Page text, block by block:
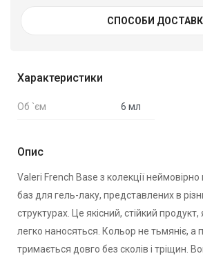
СПОСОБИ
Характеристики
Об `єм 6 мл
Опис
Valeri French Base з колекції неймовірно
баз для гель-лаку, представлених в
структурах. Це якісний, стійкий продукт,
легко наносяться. Кольор не тьмяніє, а
тримається довго без сколів і тріщин.